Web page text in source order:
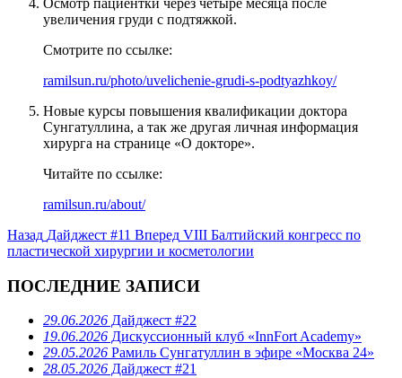
увеличения груди с подтяжкой.
Смотрите по ссылке:
ramilsun.ru/photo/uvelichenie-grudi-s-podtyazhkoy/
Новые курсы повышения квалификации доктора
Сунгатуллина, а так же другая личная информация
хирурга на странице «О докторе».
Читайте по ссылке:
ramilsun.ru/about/
Назад Дайджест #11 Вперед VIII Балтийский конгресс по
пластической хирургии и косметологии
ПОСЛЕДНИЕ ЗАПИСИ
29.06.2026 Дайджест #22
19.06.2026 Дискуссионный клуб «InnFort Academy»
29.05.2026 Рамиль Сунгатуллин в эфире «Москва 24»
28.05.2026 Дайджест #21